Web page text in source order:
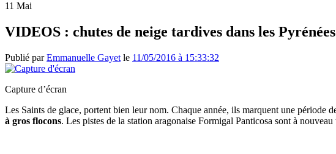
11 Mai
VIDEOS : chutes de neige tardives dans les Pyrénées
Publié parEmmanuelle Gayet le 11/05/2016 à 15:33:32
Capture d’écran
Les Saints de glace, portent bien leur nom. Chaque année, ils marquent une période
à gros flocons. Les pistes de la station aragonaise Formigal Panticosa sont à nouveau